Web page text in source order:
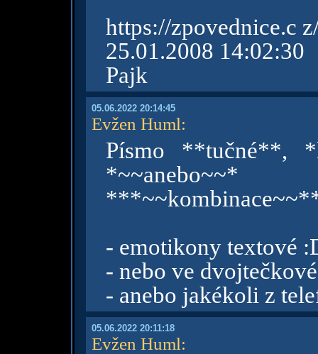
https://zpovednice.c
25.01.2008 14:02:30
Pajk
05.06.2022 20:14:45
Evžen Huml:
Písmo **tučné**,
- emotikony textové
- nebo ve
- anebo jakékoli z
05.06.2022 20:11:18
Evžen Huml: